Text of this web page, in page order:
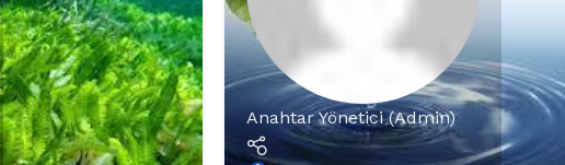
Anahtar Yönetici (Admin)